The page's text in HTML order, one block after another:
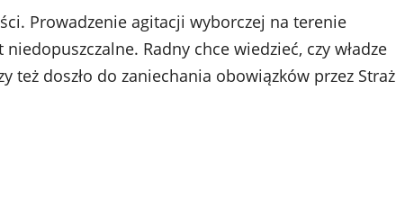
Prowadzenie agitacji wyborczej na terenie
Radny chce wiedzieć, czy władze
też doszło do zaniechania obowiązków przez Straż